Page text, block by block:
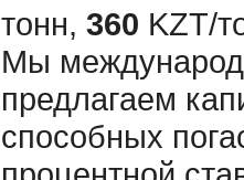
тонн, 360 KZT/
Мы
предлагаем
способных